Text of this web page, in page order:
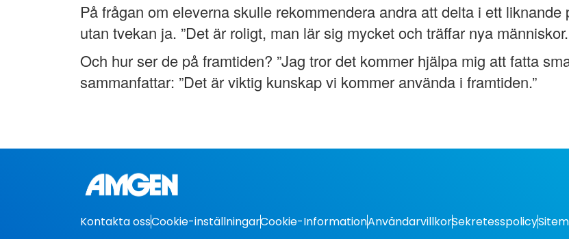
På frågan om eleverna skulle rekommendera andra att delta i ett
utan tvekan ja. ”Det är roligt, man lär sig mycket och träffar nya
Och hur ser de på framtiden? ”Jag tror det kommer hjälpa mig att fatta
sammanfattar: ”Det är viktig kunskap vi kommer använda i framtiden.”
Kontakta ossCookie-inställningarCookie-InformationAnvändarvillkorSekretesspolicy